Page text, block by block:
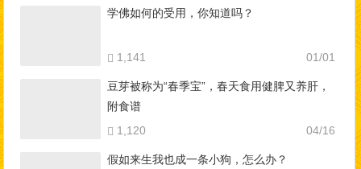
学佛如何的受用，你知道吗？
01/01
1,141
豆芽被称为“春季宝”，春天食用健脾又养肝，
附食谱
04/16
1,120
假如来生我也成一条小狗，怎么办？